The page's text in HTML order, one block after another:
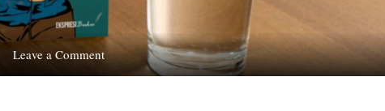
Leave a Commenton